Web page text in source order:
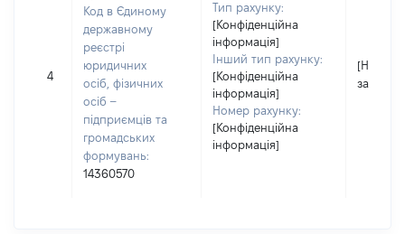
4
Код в Єдиному
державному
реєстрі
юридичних
осіб, фізичних
осіб –
підприємців та
громадських
формувань:
14360570
Тип рахунку:
[Конфіденційна
інформація]
Інший тип рахунку:
[Конфіденційна
інформація]
Номер рахунку:
[Конфіденційна
інформація]
[Не